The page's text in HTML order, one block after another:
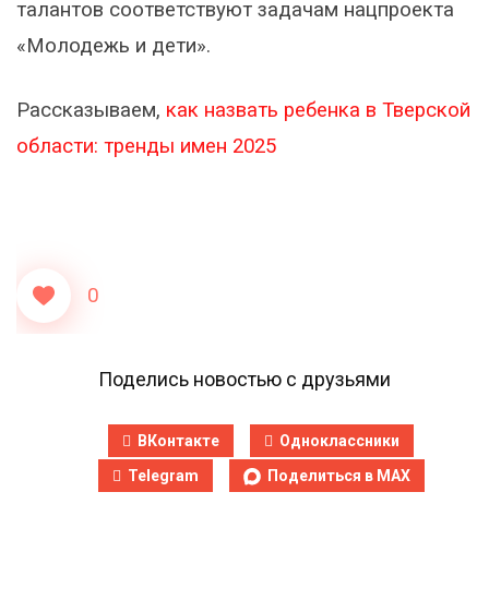
талантов соответствуют задачам нацпроекта
«Молодежь и дети».
Рассказываем, как назвать ребенка в Тверской
области: тренды имен 2025
0
Поделись новостью с друзьями
ВКонтакте
Одноклассники
Telegram
Поделиться в MAX